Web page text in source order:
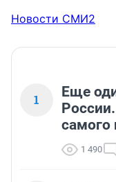
Новости СМИ2
1
Еще
самого
1 490